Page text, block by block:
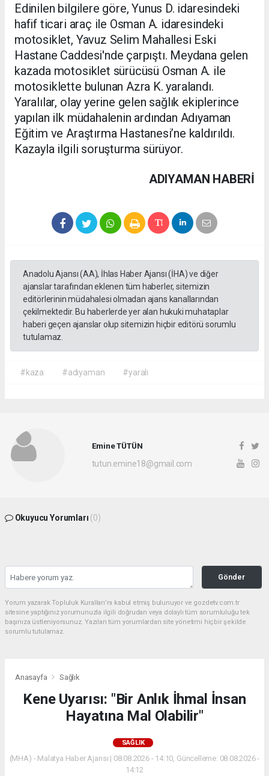
Edinilen bilgilere göre, Yunus D. idaresindeki
hafif ticari araç ile Osman A. idaresindeki
motosiklet, Yavuz Selim Mahallesi Eski
Hastane Caddesi'nde çarpıştı. Meydana gelen
kazada motosiklet sürücüsü Osman A. ile
motosiklette bulunan Azra K. yaralandı.
Yaralılar, olay yerine gelen sağlık ekiplerince
yapılan ilk müdahalenin ardından Adıyaman
Eğitim ve Araştırma Hastanesi’ne kaldırıldı.
Kazayla ilgili soruşturma sürüyor.
ADIYAMAN HABERİ
Anadolu Ajansı (AA), İhlas Haber Ajansı (İHA) ve diğer
ajanslar tarafından eklenen tüm haberler, sitemizin
editörlerinin müdahalesi olmadan ajans kanallarından
çekilmektedir. Bu haberlerde yer alan hukuki muhataplar
haberi geçen ajanslar olup sitemizin hiçbir editörü sorumlu
tutulamaz.
#kaza #adıyaman #yaralı
Emine TÜTÜN
tutun.emine18@gmail.com
Okuyucu Yorumları (0)
Gönder
Yorum yazarak Topluluk Kuralları’nı kabul etmiş bulunuyor ve gozdetv.com.tr
sitesine yaptığınız yorumunuzla ilgili doğrudan veya dolaylı tüm sorumluluğu tek
başınıza üstleniyorsunuz. Yazılan tüm yorumlardan site yönetimi hiçbir şekilde
sorumlu tutulamaz.
Anasayfa Sağlık
Kene Uyarısı: "Bir Anlık İhmal İnsan
Hayatına Mal Olabilir"
SAĞLIK
(MHA) - Malatya Haber Ajansı | 08.08.2026 - 14:10, Güncelleme: 08.08.2026 -
14:12